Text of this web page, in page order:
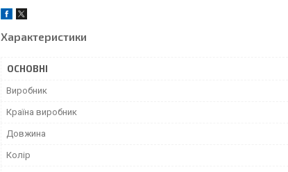
Характеристики
ОСНОВНІ
Виробник
Країна виробник
Довжина
Колір